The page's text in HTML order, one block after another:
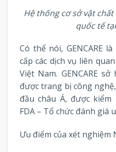
Hệ thống cơ sở vật
quốc tế
Có thể nói, GENCARE
cấp các dịch vụ liên
Việt Nam. GENCARE
được trang bị công
đầu châu Á, được
FDA – Tổ chức đánh giá
Ưu điểm của xét nghiệm